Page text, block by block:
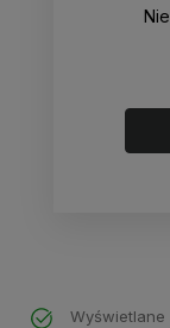
Wyświetlane